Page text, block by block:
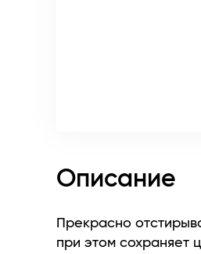
Описание
Прекрасно
при этом сохраняет